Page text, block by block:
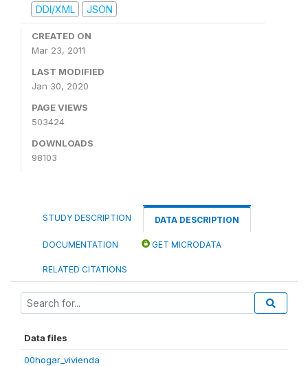
DDI/XML
JSON
CREATED ON
Mar 23, 2011
LAST MODIFIED
Jan 30, 2020
PAGE VIEWS
503424
DOWNLOADS
98103
STUDY DESCRIPTION DATA DESCRIPTION
DOCUMENTATION GET MICRODATA
RELATED CITATIONS
Data files
00hogar_vivienda